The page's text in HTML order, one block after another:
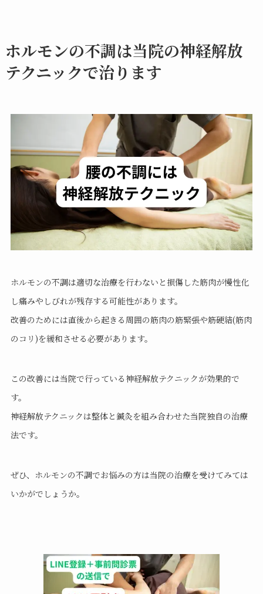
ホルモンの不調は当院の神経解放
テクニックで治ります
ホルモンの不調は適切な治療を行わないと損傷した筋肉が慢性化
し痛みやしびれが残存する可能性があります。
改善のためには直後から起きる周囲の筋肉の筋緊張や筋硬結(筋肉
のコリ)を緩和させる必要があります。
この改善には当院で行っている神経解放テクニックが効果的で
す。
神経解放テクニックは整体と鍼灸を組み合わせた当院独自の治療
法です。
ぜひ、ホルモンの不調でお悩みの方は当院の治療を受けてみては
いかがでしょうか。